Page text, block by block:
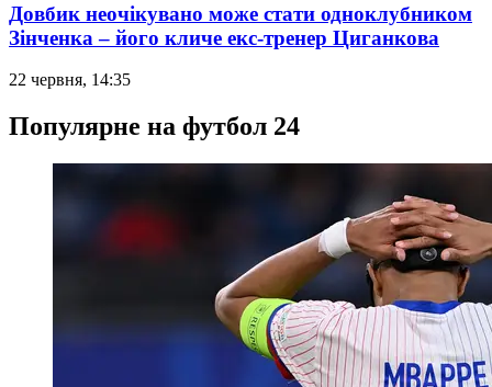
Довбик неочікувано може стати одноклубником
Зінченка – його кличе екс-тренер Циганкова
22 червня, 14:35
Популярне на футбол 24